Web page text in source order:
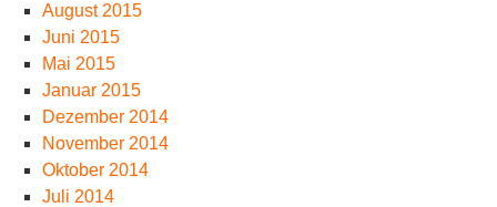
August 2015
Juni 2015
Mai 2015
Januar 2015
Dezember 2014
November 2014
Oktober 2014
Juli 2014